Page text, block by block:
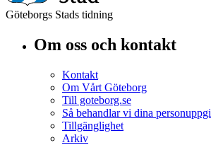
Göteborgs Stads tidning
Om oss och kontakt
Kontakt
Om Vårt Göteborg
Till goteborg.se
Så behandlar vi dina
Tillgänglighet
Arkiv